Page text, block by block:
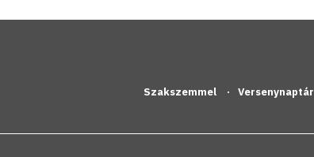
Szakszemmel Versenynaptár